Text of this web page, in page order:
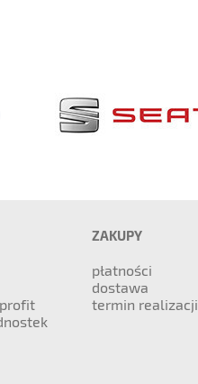
ZAKUPY
płatności
dostawa
termin realizacji